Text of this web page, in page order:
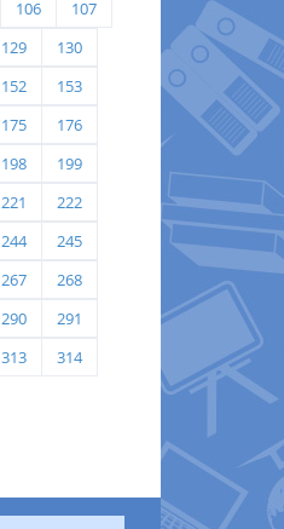
106
107
129
130
152
153
175
176
198
199
221
222
244
245
267
268
290
291
313
314